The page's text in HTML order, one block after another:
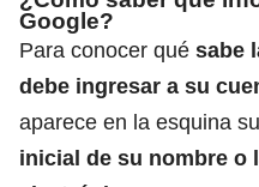
Google?
Para conocer qué sabe
debe ingresar a su
aparece en la esquina
inicial de su nombre o